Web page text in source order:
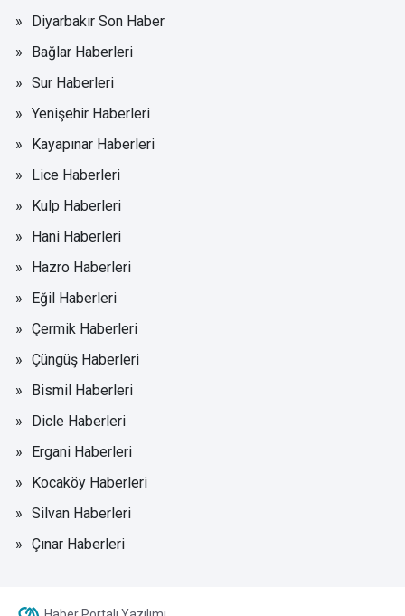
Diyarbakır Son Haber
Bağlar Haberleri
Sur Haberleri
Yenişehir Haberleri
Kayapınar Haberleri
Lice Haberleri
Kulp Haberleri
Hani Haberleri
Hazro Haberleri
Eğil Haberleri
Çermik Haberleri
Çüngüş Haberleri
Bismil Haberleri
Dicle Haberleri
Ergani Haberleri
Kocaköy Haberleri
Silvan Haberleri
Çınar Haberleri